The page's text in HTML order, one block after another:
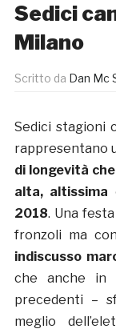
Sedici
Milano
Scritto da Dan Mc
Sedici stagioni
rappresentano
di longevità
alta, altissima
2018. Una
fronzoli ma
indiscusso
che anche in
precedenti –
meglio